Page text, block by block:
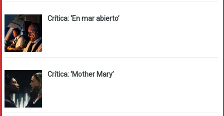
Crítica: ‘En mar abierto’
Crítica: ‘Mother Mary’